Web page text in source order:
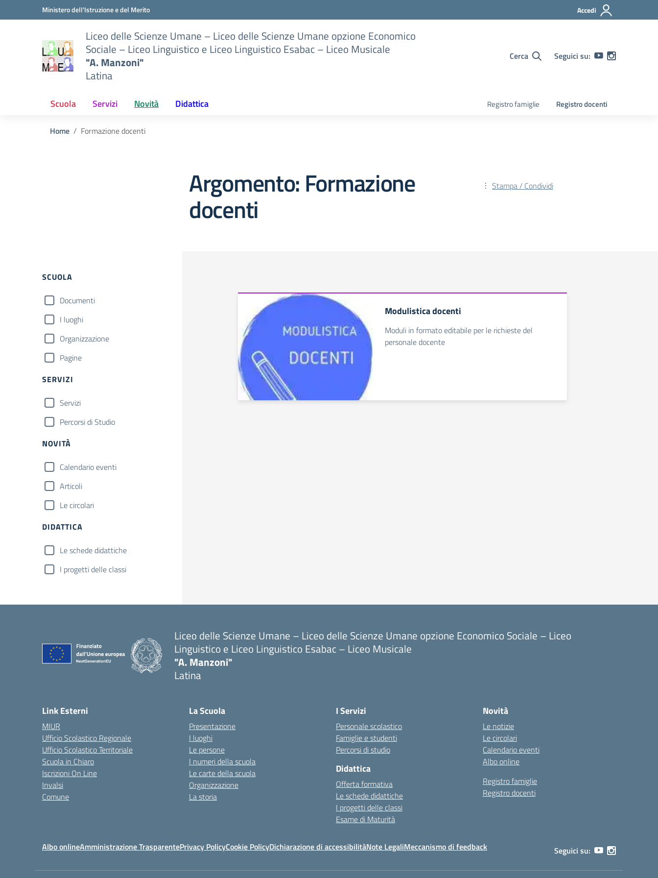
Vai ai contenuti
Vai al menu di navigazioneMinistero dell'Istruzione e del Merito Accedi
Liceo delle Scienze Umane – Liceo delle Scienze Umane opzione Economico
Sociale – Liceo Linguistico e Liceo Linguistico Esabac – Liceo Musicale
"A. Manzoni"
Latina
Cerca Seguici su:
Scuola Servizi Novità Didattica Registro famiglie Registro docenti
Home Formazione docenti
Argomento: Formazione
docenti
Stampa / Condividi
SCUOLA
Documenti
I luoghi
Organizzazione
Pagine
SERVIZI
Servizi
Percorsi di Studio
NOVITÀ
Calendario eventi
Articoli
Le circolari
DIDATTICA
Le schede didattiche
I progetti delle classi
Modulistica docenti
Moduli in formato editabile per le richieste del
personale docente
Liceo delle Scienze Umane – Liceo delle Scienze Umane opzione Economico Sociale – Liceo
Linguistico e Liceo Linguistico Esabac – Liceo Musicale
"A. Manzoni"
Latina
Link Esterni
MIUR
Ufficio Scolastico Regionale
Ufficio Scolastico Territoriale
Scuola in Chiaro
Iscrizioni On Line
Invalsi
Comune
La Scuola
Presentazione
I luoghi
Le persone
I numeri della scuola
Le carte della scuola
Organizzazione
La storia
I Servizi
Personale scolastico
Famiglie e studenti
Percorsi di studio
Didattica
Offerta formativa
Le schede didattiche
I progetti delle classi
Esame di Maturità
Novità
Le notizie
Le circolari
Calendario eventi
Albo online
Registro famiglie
Registro docenti
Albo onlineAmministrazione TrasparentePrivacy PolicyCookie PolicyDichiarazione di accessibilitàNote LegaliMeccanismo di feedback Seguici su: